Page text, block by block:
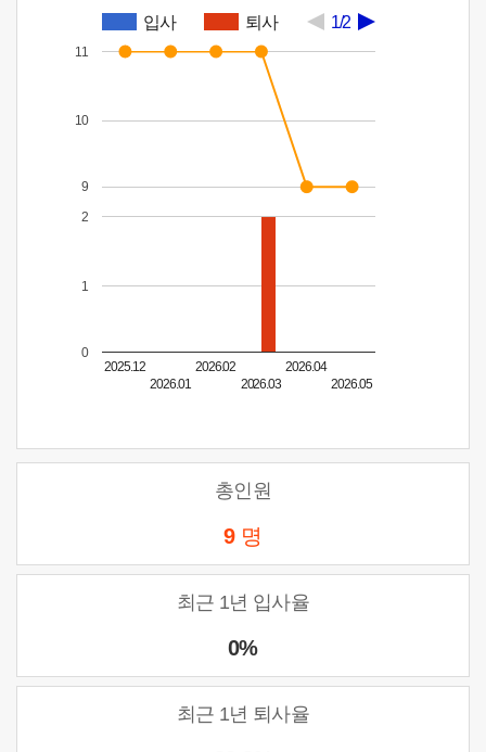
입사 퇴사 1/2
2025.12
2026.01
2026.02
2026.03
2026.04
2026.05
0
1
2
9
10
11
총인원
9 명
최근 1년 입사율
0%
최근 1년 퇴사율